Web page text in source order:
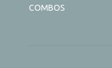
COMBOS